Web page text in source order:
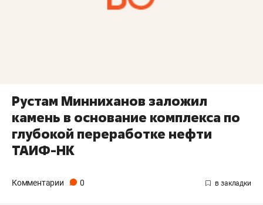
Рустам Минниханов заложил
камень в основание комплекса по
глубокой переработке нефти
ТАИФ-НК
Комментарии 0